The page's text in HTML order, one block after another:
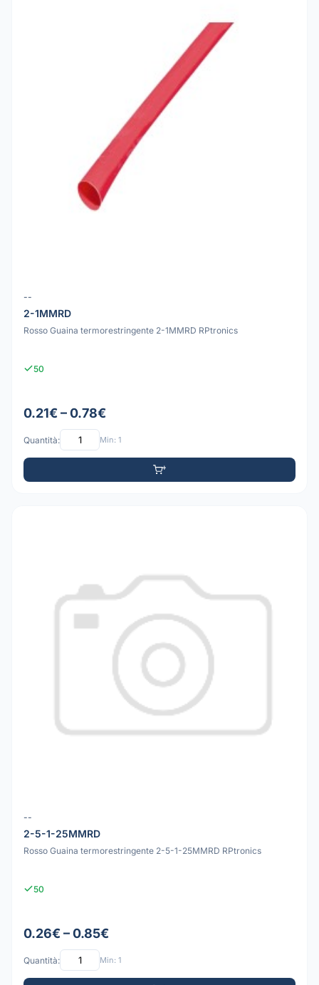
--
2-1MMRD
Rosso Guaina termorestringente 2-1MMRD RPtronics
50
0.21€ – 0.78€
Quantità: Min: 1
--
2-5-1-25MMRD
Rosso Guaina termorestringente 2-5-1-25MMRD RPtronics
50
0.26€ – 0.85€
Quantità: Min: 1